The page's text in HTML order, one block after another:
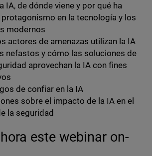
IA, de dónde viene y por qué ha
en la tecnología y los
modernos
actores de amenazas utilizan la IA
nefastos y cómo las soluciones de
aprovechan la IA con fines
de confiar en la IA
sobre el impacto de la IA en el
la seguridad
este webinar on-